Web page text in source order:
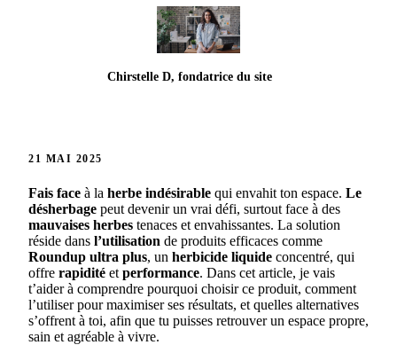
Chirstelle D, fondatrice du site
21 MAI 2025
Fais face à la herbe indésirable qui envahit ton espace. Le
désherbage peut devenir un vrai défi, surtout face à des
mauvaises herbes tenaces et envahissantes. La solution
réside dans l’utilisation de produits efficaces comme
Roundup ultra plus, un herbicide liquide concentré, qui
offre rapidité et performance. Dans cet article, je vais
t’aider à comprendre pourquoi choisir ce produit, comment
l’utiliser pour maximiser ses résultats, et quelles alternatives
s’offrent à toi, afin que tu puisses retrouver un espace propre,
sain et agréable à vivre.